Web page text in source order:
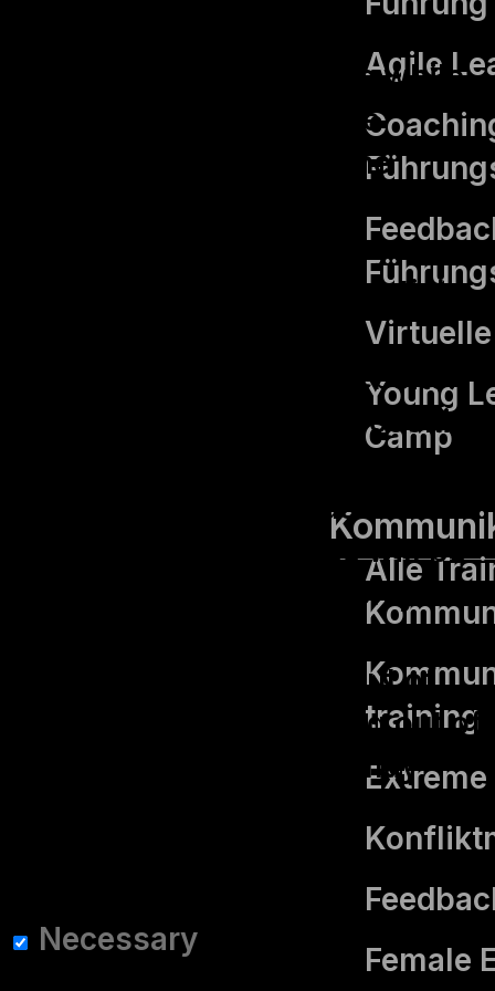
Agile
Young
Camp
Alle
training
Female
improve your experience while
you navigate through the
website. Out of these, the
necessary are stored on your
browser as they are essential
for the working of basic
functionalities of the website.
We also use third-party cookies
understand how you use this
website. These cookies will be
stored in your browser only
with your consent. You also
have the option to opt-out of
these cookies. But opting out of
some of these cookies may
Necessary